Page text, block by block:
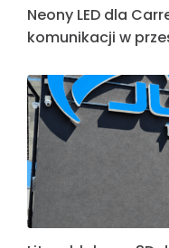
Neony LED dla
komunikacji w